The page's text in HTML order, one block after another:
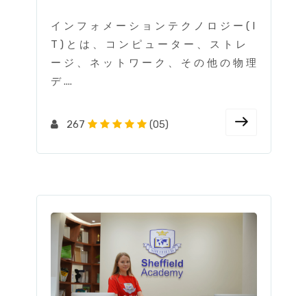
イ ン フ ォ メ ー シ ョ ン テ ク ノ ロ ジ ー ( I
T ) と は 、 コ ン ピ ュ ー タ ー 、 ス ト レ
ー ジ 、 ネ ッ ト ワ ー ク 、 そ の 他 の 物 理
デ ....
267 (05)